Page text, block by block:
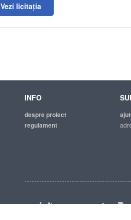
Vezi licitația
INFO
despre proiect
regulament